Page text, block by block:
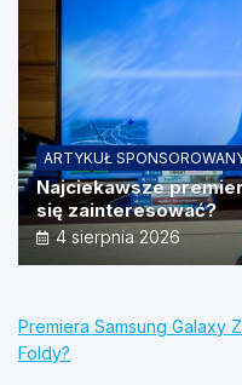
ARTYKUŁ
Najciekawsze
się zainteresować?
4 sierpnia 2026
Premiera Samsung Galaxy
Foldy?